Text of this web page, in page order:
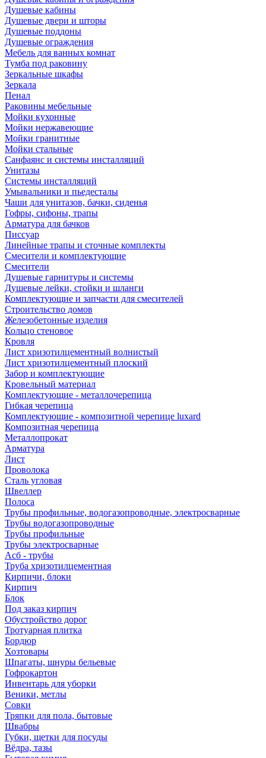
Душевые кабины
Душевые двери и шторы
Душевые поддоны
Душевые ограждения
Мебель для ванных комнат
Тумба под раковину
Зеркальные шкафы
Зеркала
Пенал
Раковины мебельные
Мойки кухонные
Мойки нержавеющие
Мойки гранитные
Мойки стальные
Санфаянс и системы инсталляций
Унитазы
Системы инсталляций
Умывальники и пьедесталы
Чаши для унитазов, бачки, сиденья
Гофры, сифоны, трапы
Арматура для бачков
Писсуар
Линейные трапы и сточные комплекты
Смесители и комплектующие
Смесители
Душевые гарнитуры и системы
Душевые лейки, стойки и шланги
Комплектующие и запчасти для смесителей
Строительство домов
Железобетонные изделия
Кольцо стеновое
Кровля
Лист хризотилцементный волнистый
Лист хризотилцементный плоский
Забор и комплектующие
Кровельный материал
Комплектующие - металлочерепица
Гибкая черепица
Комплектующие - композитной черепице luxard
Композитная черепица
Металлопрокат
Арматура
Лист
Проволока
Сталь угловая
Швеллер
Полоса
Трубы профильные, водогазопроводные, электросварные
Трубы водогазопроводные
Трубы профильные
Трубы электросварные
Асб - трубы
Труба хризотилцементная
Кирпичи, блоки
Кирпич
Блок
Под заказ кирпич
Обустройство дорог
Тротуарная плитка
Бордюр
Хозтовары
Шпагаты, шнуры бельевые
Гофрокартон
Инвентарь для уборки
Веники, метлы
Совки
Тряпки для пола, бытовые
Швабры
Губки, щетки для посуды
Вёдра, тазы